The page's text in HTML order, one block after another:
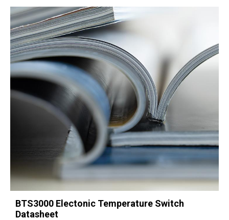
BTS3000 Electonic Temperature Switch
Datasheet